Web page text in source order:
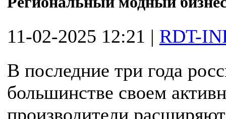
11-02-2025 12:21 | RDT-
В последние три года
большинстве своем
производители